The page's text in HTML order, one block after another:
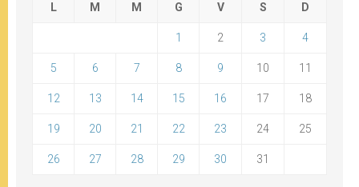
L M M G V S D
1 2 3 4
5 6 7 8 9 10 11
12 13 14 15 16 17 18
19 20 21 22 23 24 25
26 27 28 29 30 31